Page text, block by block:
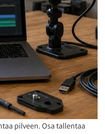
pilveen. Osa tallentaa